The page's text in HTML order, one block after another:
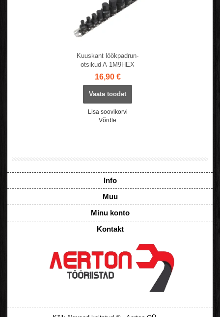
Kuuskant löökpadrun-
otsikud A-1M9HEX
16,90 €
Vaata toodet
Lisa soovikorvi
Võrdle
Info
Muu
Minu konto
Kontakt